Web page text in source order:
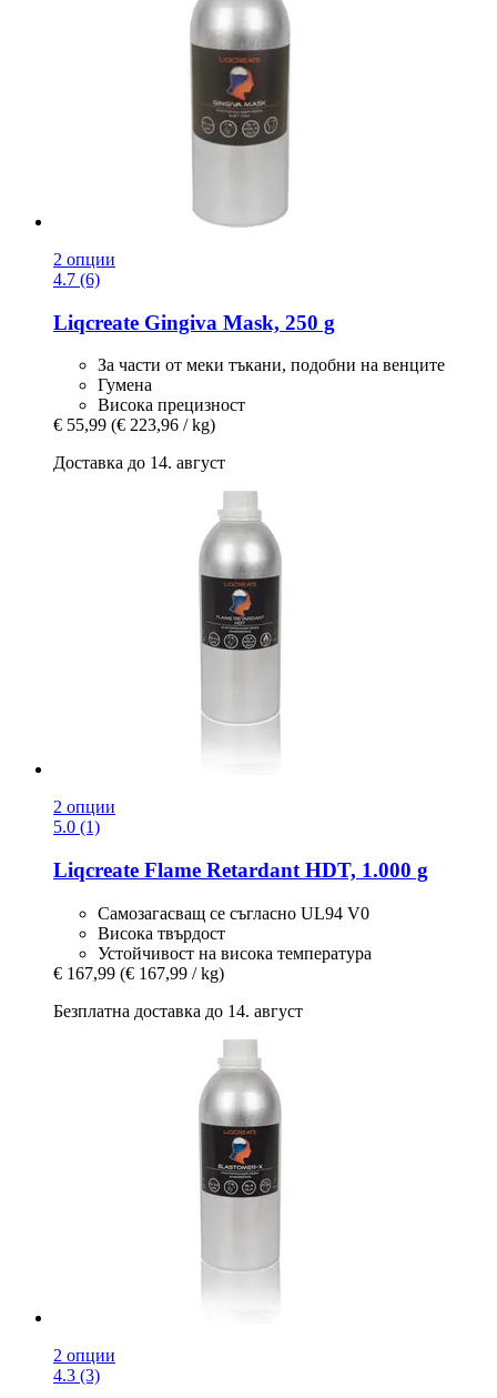
2 опции
4.7 (6)
Liqcreate Gingiva Mask, 250 g
За части от меки тъкани, подобни на венците
Гумена
Висока прецизност
€ 55,99 (€ 223,96 / kg)
Доставка до 14. август
2 опции
5.0 (1)
Liqcreate Flame Retardant HDT, 1.000 g
Самозагасващ се съгласно UL94 V0
Висока твърдост
Устойчивост на висока температура
€ 167,99 (€ 167,99 / kg)
Безплатна доставка до 14. август
2 опции
4.3 (3)